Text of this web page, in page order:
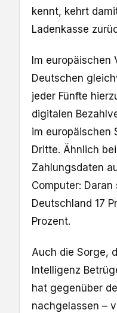
kennt, kehrt
Ladenkasse
Im europäischen
Deutschen
jeder Fünfte
digitalen
im europäischen
Dritte. Ähnlich
Zahlungsdaten
Computer:
Deutschland 17
Prozent.
Auch die Sorge,
Intelligenz
hat gegenüber
nachgelassen –